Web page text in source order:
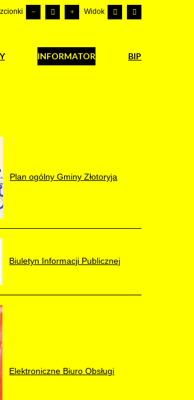
Widok
INFORMATOR BIP
Plan ogólny Gminy Złotoryja
Biuletyn Informacji Publicznej
Elektroniczne Biuro Obsługi